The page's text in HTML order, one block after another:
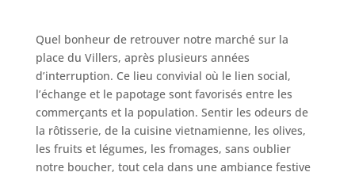
Quel bonheur de retrouver notre marché sur la
place du Villers, après plusieurs années
d’interruption. Ce lieu convivial où le lien social,
l’échange et le papotage sont favorisés entre les
commerçants et la population. Sentir les odeurs de
la rôtisserie, de la cuisine vietnamienne, les olives,
les fruits et légumes, les fromages, sans oublier
notre boucher, tout cela dans une ambiance festive